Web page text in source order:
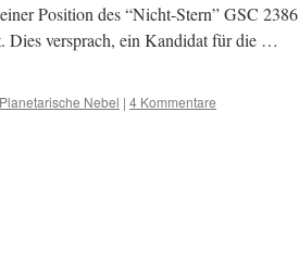
Position des “Nicht-Stern” GSC 2386
Dies versprach, ein Kandidat für die …
Planetarische Nebel | 4 Kommentare